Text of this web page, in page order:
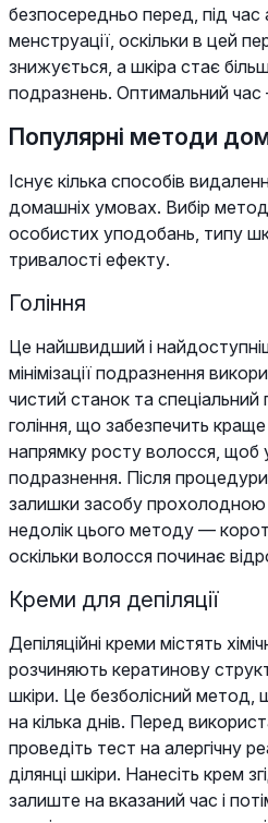
безпосередньо перед, під час
менструації, оскільки в цей
знижується, а шкіра стає
подразнень. Оптимальний
Популярні методи
Існує кілька способів
домашніх умовах. Вибір
особистих уподобань, типу
тривалості ефекту.
Гоління
Це найшвидший і
мінімізації подразнення
чистий станок та спеціальний
гоління, що забезпечить
напрямку росту волосся, щоб
подразнення. Після
залишки засобу
недолік цього методу —
оскільки волосся починає
Креми для депіляції
Депіляційні креми містять
розчиняють кератинову
шкіри. Це безболісний метод,
на кілька днів. Перед
проведіть тест на алергічну
ділянці шкіри. Нанесіть крем
залиште на вказаний час і